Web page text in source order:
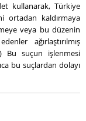
kullanarak, Türkiye
ortadan kaldırmaya
veya bu düzenin
ağırlaştırılmış
Bu suçun işlenmesi
bu suçlardan dolayı